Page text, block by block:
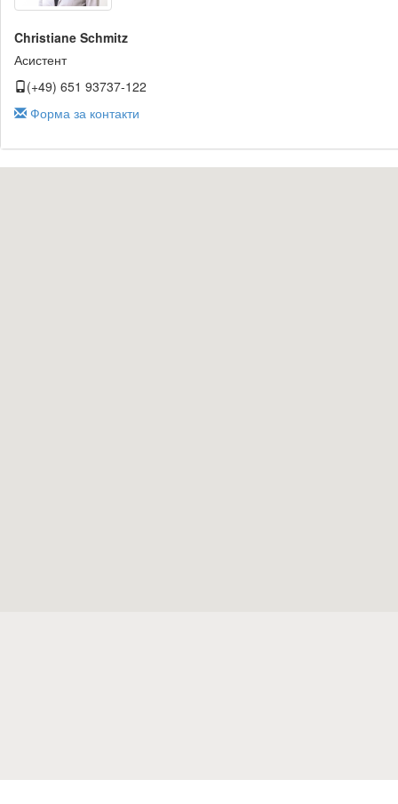
Christiane Schmitz
Асистент
(+49) 651 93737-122
Форма за контакти